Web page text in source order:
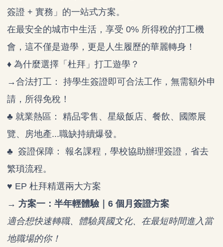
簽證 + 實務」的一站式方案。
在最安全的城市中生活，享受 0% 所得稅的打工機
會，這不僅是遊學，更是人生履歷的華麗轉身！
♦ 為什麼選擇「杜拜」打工遊學？
→合法打工： 持學生簽證即可合法工作，無需額外申
請，所得免稅！
♣ 就業熱區： 精品零售、星級飯店、餐飲、國際展
覽、房地產...職缺持續爆發。
♣ 簽證保障： 報名課程，學校協助辦理簽證，省去
繁瑣流程。
♥ EP 杜拜精選兩大方案
→ 方案一：半年輕體驗｜6 個月簽證方案
適合想快速轉職、體驗異國文化、在最短時間進入當
地職場的你！